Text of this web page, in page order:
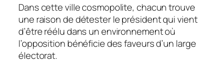
Dans cette ville cosmopolite, chacun trouve
une raison de détester le président qui vient
d’être réélu dans un environnement où
l’opposition bénéficie des faveurs d’un large
électorat.